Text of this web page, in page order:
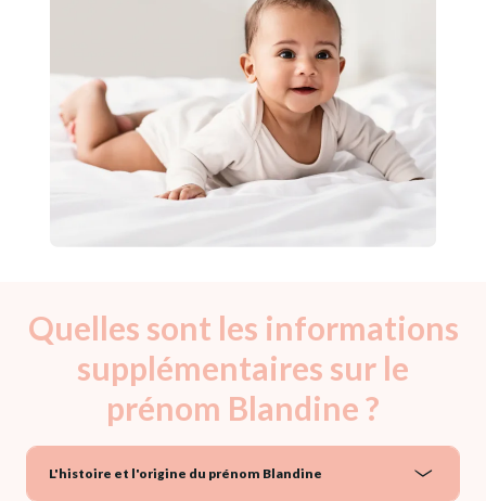
Quelles sont les informations
supplémentaires sur le
prénom Blandine ?
L'histoire et l'origine du prénom Blandine